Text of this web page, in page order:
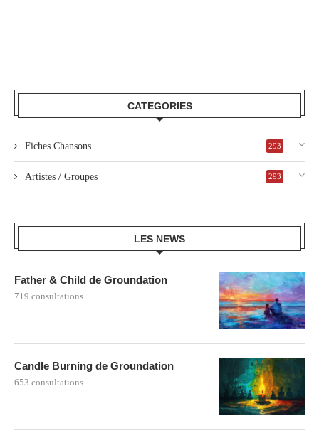
CATEGORIES
Fiches Chansons 293
Artistes / Groupes 293
LES NEWS
Father & Child de Groundation
719 consultations
Candle Burning de Groundation
653 consultations